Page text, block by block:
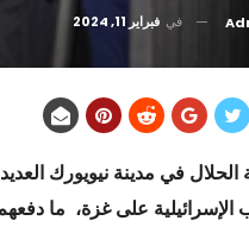
في فبراير 11, 2024
والحرب الإسرائيلية على